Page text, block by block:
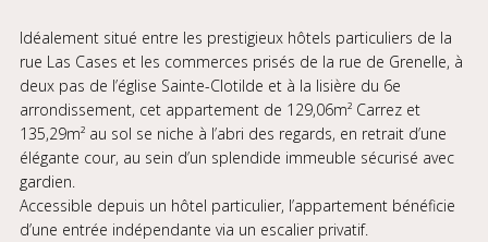
Idéalement situé entre les prestigieux hôtels particuliers de la
rue Las Cases et les commerces prisés de la rue de Grenelle, à
deux pas de l’église Sainte-Clotilde et à la lisière du 6e
arrondissement, cet appartement de 129,06m² Carrez et
135,29m² au sol se niche à l’abri des regards, en retrait d’une
élégante cour, au sein d’un splendide immeuble sécurisé avec
gardien.
Accessible depuis un hôtel particulier, l’appartement bénéficie
d’une entrée indépendante via un escalier privatif.